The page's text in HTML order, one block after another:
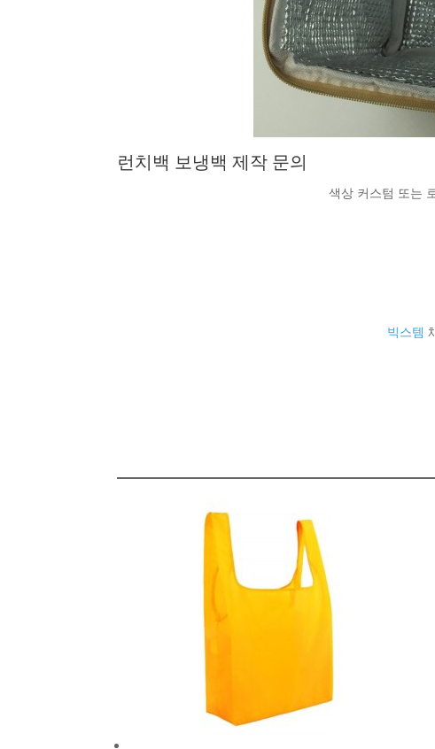
런치백 보냉백 제작 문의
색상 커스텀 또는
빅스템